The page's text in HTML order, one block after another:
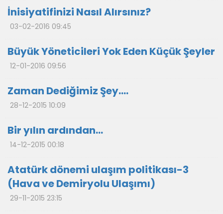
İnisiyatifinizi Nasıl Alırsınız?
03-02-2016 09:45
Büyük Yöneticileri Yok Eden Küçük Şeyler
12-01-2016 09:56
Zaman Dediğimiz Şey….
28-12-2015 10:09
Bir yılın ardından…
14-12-2015 00:18
Atatürk dönemi ulaşım politikası-3
(Hava ve Demiryolu Ulaşımı)
29-11-2015 23:15